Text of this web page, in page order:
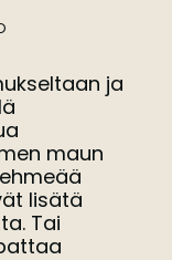
ja
maun
lisätä
Tai